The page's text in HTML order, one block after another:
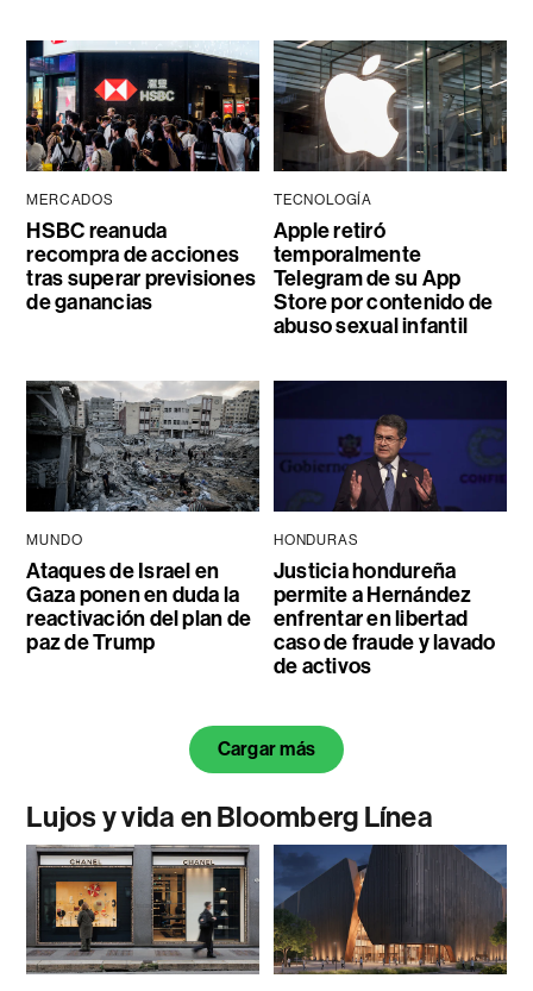
MERCADOS
HSBC reanuda
recompra de acciones
tras superar previsiones
de ganancias
TECNOLOGÍA
Apple retiró
temporalmente
Telegram de su App
Store por contenido de
abuso sexual infantil
MUNDO
Ataques de Israel en
Gaza ponen en duda la
reactivación del plan de
paz de Trump
HONDURAS
Justicia hondureña
permite a Hernández
enfrentar en libertad
caso de fraude y lavado
de activos
Cargar más
Lujos y vida en Bloomberg Línea